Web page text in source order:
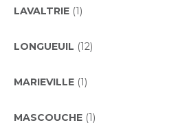
LAVALTRIE (1)
LONGUEUIL (12)
MARIEVILLE (1)
MASCOUCHE (1)